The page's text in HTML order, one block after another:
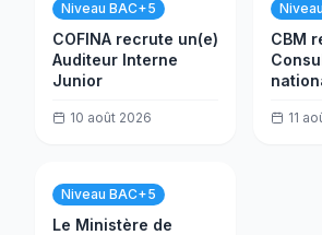
Niveau BAC+5
COFINA recrute un(e)
Auditeur Interne
Junior
10 août 2026
CBM
11
Niveau BAC+5
Le Ministère de